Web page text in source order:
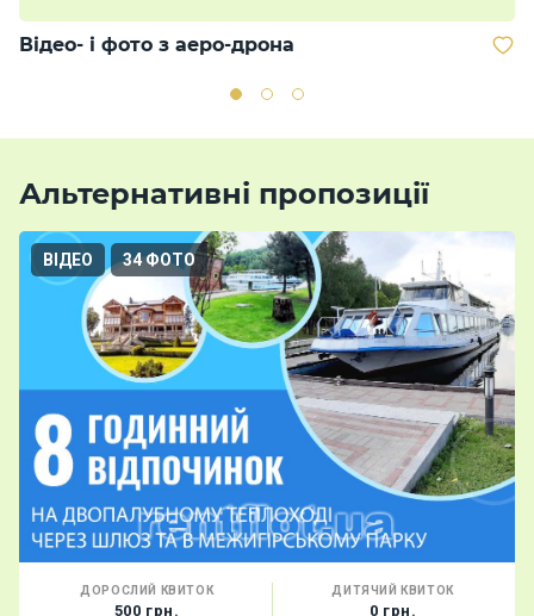
Відео- і фото з аеро-дрона
Альтернативні пропозиції
ВІДЕО 34 ФОТО
ДОРОСЛИЙ КВИТОК
500 грн.
ДИТЯЧИЙ КВИТОК
0 грн.